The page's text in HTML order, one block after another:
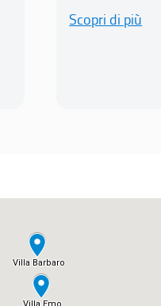
Scopri di più